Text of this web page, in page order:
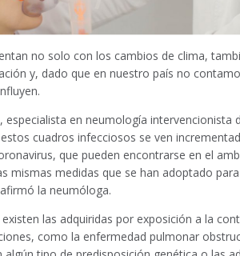
no solo con los cambios de clima,
y, dado que en nuestro país no
en neumología intervencionista
cuadros infecciosos se ven
que pueden encontrarse en el
mismas medidas que se han adoptado
la neumóloga.
las adquiridas por exposición a la
como la enfermedad pulmonar